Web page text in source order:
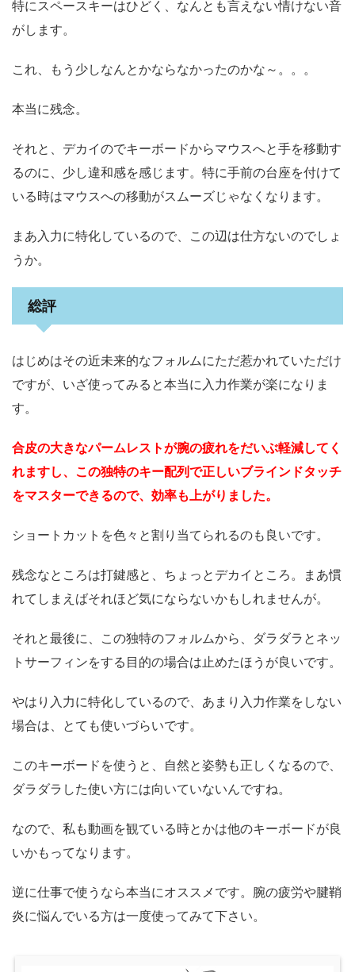
特にスペースキーはひどく、なんとも言えない情けない音
がします。
これ、もう少しなんとかならなかったのかな～。。。
本当に残念。
それと、デカイのでキーボードからマウスへと手を移動す
るのに、少し違和感を感じます。特に手前の台座を付けて
いる時はマウスへの移動がスムーズじゃなくなります。
まあ入力に特化しているので、この辺は仕方ないのでしょ
うか。
総評
はじめはその近未来的なフォルムにただ惹かれていただけ
ですが、いざ使ってみると本当に入力作業が楽になりま
す。
合皮の大きなパームレストが腕の疲れをだいぶ軽減してく
れますし、この独特のキー配列で正しいブラインドタッチ
をマスターできるので、効率も上がりました。
ショートカットを色々と割り当てられるのも良いです。
残念なところは打鍵感と、ちょっとデカイところ。まあ慣
れてしまえばそれほど気にならないかもしれませんが。
それと最後に、この独特のフォルムから、ダラダラとネッ
トサーフィンをする目的の場合は止めたほうが良いです。
やはり入力に特化しているので、あまり入力作業をしない
場合は、とても使いづらいです。
このキーボードを使うと、自然と姿勢も正しくなるので、
ダラダラした使い方には向いていないんですね。
なので、私も動画を観ている時とかは他のキーボードが良
いかもってなります。
逆に仕事で使うなら本当にオススメです。腕の疲労や腱鞘
炎に悩んでいる方は一度使ってみて下さい。